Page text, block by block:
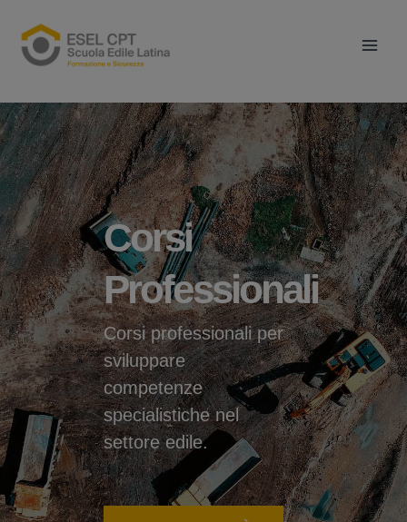
contenuto
Corsi
Professionali
Corsi professionali per
sviluppare
competenze
specialistiche nel
settore edile.